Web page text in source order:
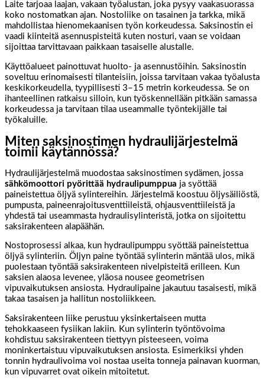
Laite tarjoaa laajan, vakaan työalustan, joka pysyy vaakasuorassa
koko nostomatkan ajan. Nostoliike on tasainen ja tarkka, mikä
mahdollistaa hienomekaanisen työn korkeudessa. Saksinostin ei
vaadi kiinteitä asennuspisteitä kuten nosturi, vaan se voidaan
sijoittaa tarvittavaan paikkaan tasaiselle alustalle.
Käyttöalueet painottuvat huolto- ja asennustöihin. Saksinostin
soveltuu erinomaisesti tilanteisiin, joissa tarvitaan vakaa työalusta
keskikorkeudella, tyypillisesti 3–15 metrin korkeudessa. Se on
ihanteellinen ratkaisu silloin, kun työskennellään pitkään samassa
korkeudessa ja tarvitaan tilaa useammalle työntekijälle tai
työkaluille.
Miten saksinostimen hydraulijärjestelmä
toimii käytännössä?
Hydraulijärjestelmä muodostaa saksinostimen sydämen, jossa
sähkömoottori pyörittää hydraulipumppua ja syöttää
paineistettua öljyä sylintereihin. Järjestelmä koostuu öljysäiliöstä,
pumpusta, paineenrajoitusventtiileistä, ohjausventtiileistä ja
yhdestä tai useammasta hydraulisylinteristä, jotka on sijoitettu
saksirakenteen alapäähän.
Nostoprosessi alkaa, kun hydraulipumppu syöttää paineistettua
öljyä sylinteriin. Öljyn paine työntää sylinterin mäntää ulos, mikä
puolestaan työntää saksirakenteen nivelpisteitä erilleen. Kun
saksien alaosa levenee, yläosa nousee geometrisen
vipuvaikutuksen ansiosta. Hydraulipaine jakautuu tasaisesti, mikä
takaa tasaisen ja hallitun nostoliikkeen.
Saksirakenteen liike perustuu yksinkertaiseen mutta
tehokkaaseen fysiikan lakiin. Kun sylinterin työntövoima
kohdistuu saksirakenteen tiettyyn pisteeseen, voima
moninkertaistuu vipuvaikutuksen ansiosta. Esimerkiksi yhden
tonnin hydraulivoima voi nostaa useita tonneja painavan kuorman,
kun vipuvarret ovat oikein mitoitetut.